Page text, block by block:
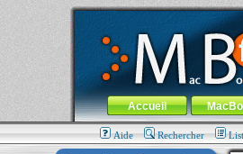
MacBook-fr.com : 100% Apple... 100%
Aller au contenu-Aller au menu
Menu général
Accueil
Aide Rechercher